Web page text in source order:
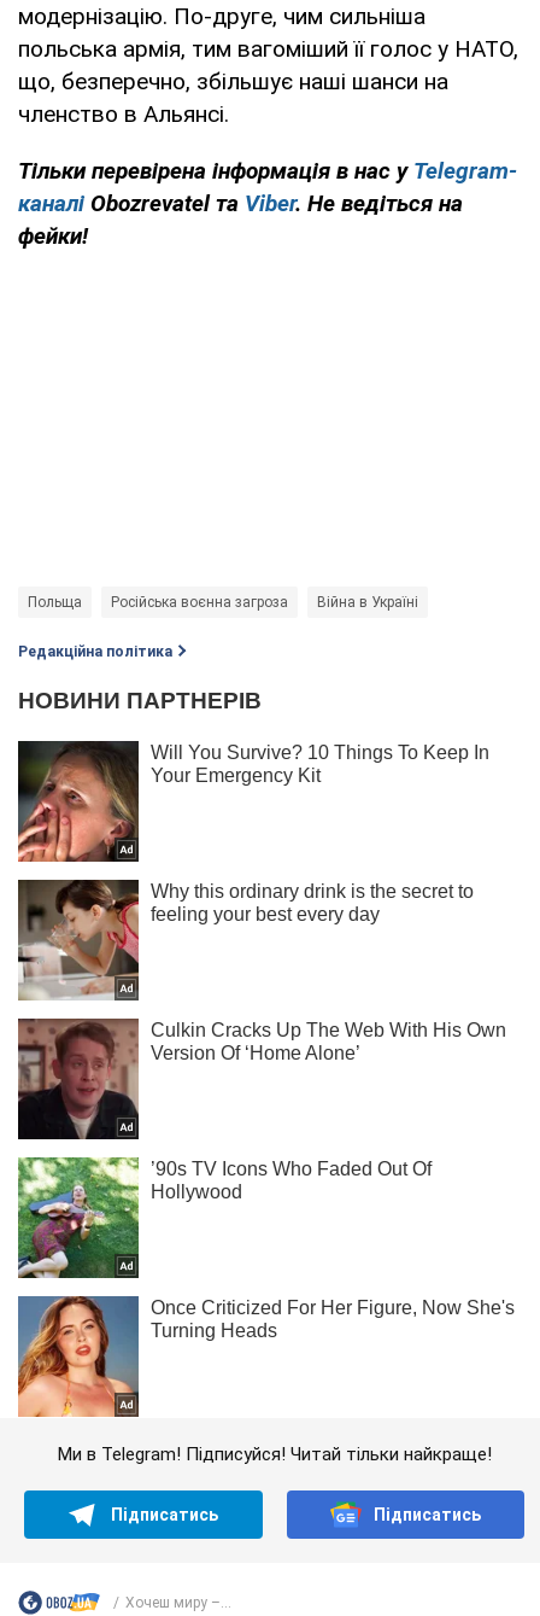
модернізацію. По-друге, чим сильніша
польська армія, тим вагоміший її голос у НАТО,
що, безперечно, збільшує наші шанси на
членство в Альянсі.
Тільки перевірена інформація в нас у Telegram-
каналі Obozrevatel та Viber. Не ведіться на
фейки!
Польща Російська воєнна загроза Війна в Україні
Редакційна політика
Ми в Telegram! Підписуйся! Читай тільки найкраще!
Підписатись Підписатись
Хочеш миру –...